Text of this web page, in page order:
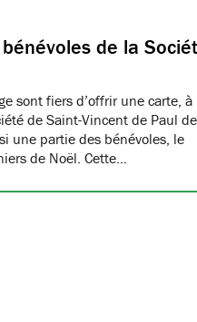
de la
sont fiers d’offrir une carte, à
de Saint-Vincent de Paul de
une partie des bénévoles, le
de Noël. Cette…